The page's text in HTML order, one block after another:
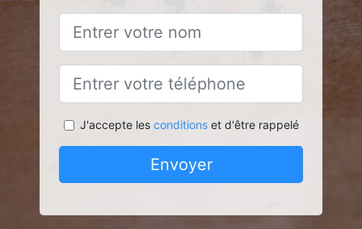
J'accepte les conditionset d'être rappelé
Envoyer